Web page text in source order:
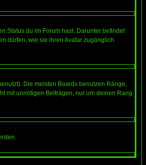
Status du im Forum hast. Darunter befindet
dürfen, wie sie ihren Avatar zugänglich
Die meisten Boards benutzen Ränge,
mit unnötigen Beiträgen, nur um deinen Rang